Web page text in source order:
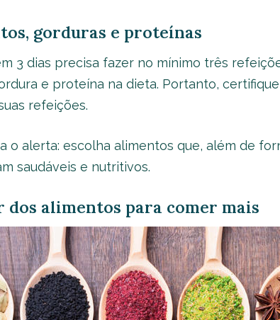
gorduras e proteínas
3 dias precisa fazer no mínimo três
e proteína na dieta. Portanto,
refeições.
o alerta: escolha alimentos que, além de
saudáveis e nutritivos.
dos alimentos para comer mais